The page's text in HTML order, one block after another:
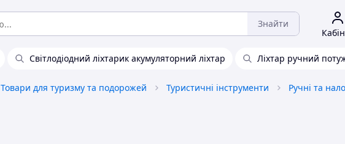
Знайти
Світлодіодний ліхтарик акумуляторний ліхтар Ліхтар ручний
Товари для туризму та подорожей Туристичні інструменти Ручні та